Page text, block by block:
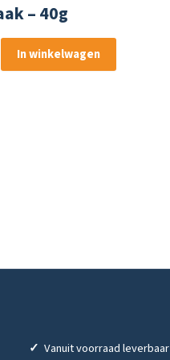
– 40g
In winkelwagen
✓ Vanuit voorraad leverbaar